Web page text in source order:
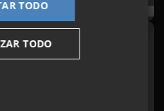
en redes
cualquier medio
TODO
TODO